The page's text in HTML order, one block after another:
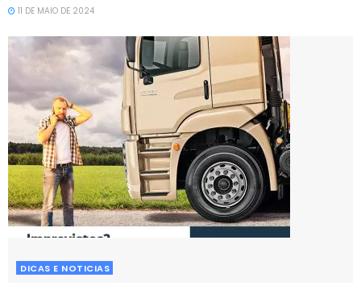
11 DE MAIO DE 2024
DICAS E NOTICIAS